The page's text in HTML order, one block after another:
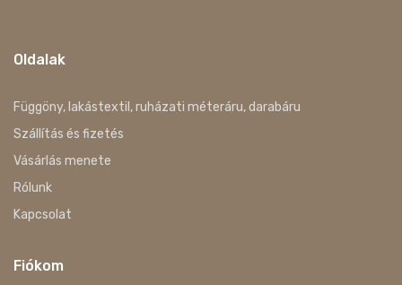
Oldalak
Függöny, lakástextil, ruházati méteráru, darabáru
Szállítás és fizetés
Vásárlás menete
Rólunk
Kapcsolat
Fiókom